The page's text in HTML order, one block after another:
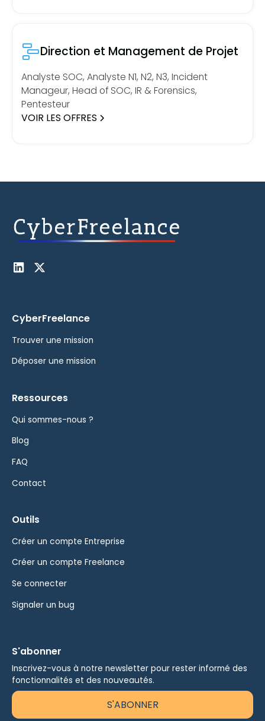
Direction et Management de Projet
Analyste SOC, Analyste N1, N2, N3, Incident
Manageur, Head of SOC, IR & Forensics,
Pentesteur
VOIR LES OFFRES
CyberFreelance
Trouver une mission
Déposer une mission
Ressources
Qui sommes-nous ?
Blog
FAQ
Contact
Outils
Créer un compte Entreprise
Créer un compte Freelance
Se connecter
Signaler un bug
S'abonner
Inscrivez-vous à notre newsletter pour rester informé des
fonctionnalités et des nouveautés.
S'ABONNER